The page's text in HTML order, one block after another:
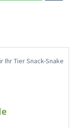
Ihr Tier Snack-Snake